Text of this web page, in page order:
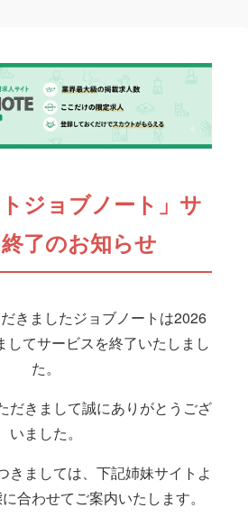
トジョブノート」サ
了のお知らせ
きましたジョブノートは2026
してサービスを終了いたしまし
た。
だきまして誠にありがとうござ
いました。
きましては、下記姉妹サイトよ
合わせてご案内いたします。